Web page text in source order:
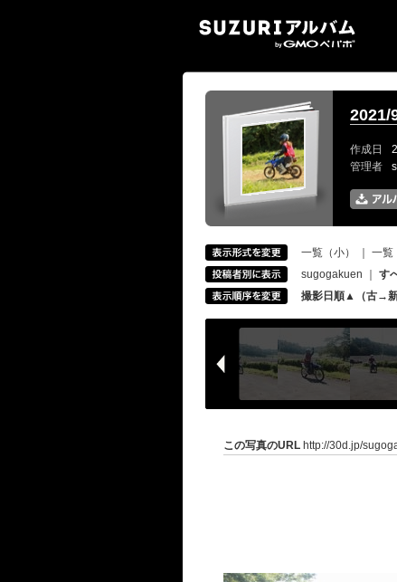
2021/
作成日
管理者
一覧（小） 一覧
sugogakuen
す
撮影日順▲（古→新
この写真のURL http://30d.jp/